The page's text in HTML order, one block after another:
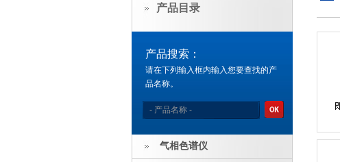
产品目录
产品搜索：
请在下列输入框内输入您要查找的产
品名称。
气相色谱仪